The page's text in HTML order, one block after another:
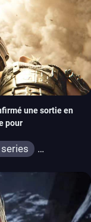
une sortie en
pour